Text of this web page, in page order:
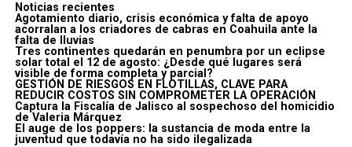
Noticias recientes
Agotamiento diario, crisis económica y falta de apoyo
acorralan a los criadores de cabras en Coahuila ante la
falta de lluvias
Tres continentes quedarán en penumbra por un eclipse
solar total el 12 de agosto: ¿Desde qué lugares será
visible de forma completa y parcial?
GESTIÓN DE RIESGOS EN FLOTILLAS, CLAVE PARA
REDUCIR COSTOS SIN COMPROMETER LA OPERACIÓN
Captura la Fiscalía de Jalisco al sospechoso del homicidio
de Valeria Márquez
El auge de los poppers: la sustancia de moda entre la
juventud que todavía no ha sido ilegalizada